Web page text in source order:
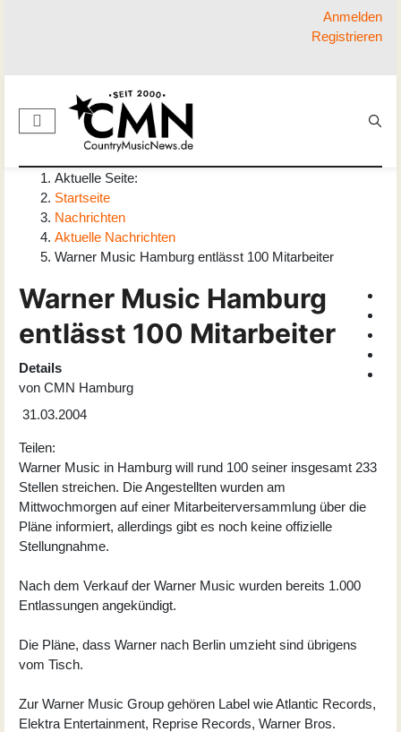
Anmelden
Registrieren
Aktuelle Seite:
Startseite
Nachrichten
Aktuelle Nachrichten
Warner Music Hamburg entlässt 100 Mitarbeiter
Warner Music Hamburg
entlässt 100 Mitarbeiter
Details
von CMN Hamburg
31.03.2004
Teilen:
Warner Music in Hamburg will rund 100 seiner insgesamt 233
Stellen streichen. Die Angestellten wurden am
Mittwochmorgen auf einer Mitarbeiterversammlung über die
Pläne informiert, allerdings gibt es noch keine offizielle
Stellungnahme.
Nach dem Verkauf der Warner Music wurden bereits 1.000
Entlassungen angekündigt.
Die Pläne, dass Warner nach Berlin umzieht sind übrigens
vom Tisch.
Zur Warner Music Group gehören Label wie Atlantic Records,
Elektra Entertainment, Reprise Records, Warner Bros.